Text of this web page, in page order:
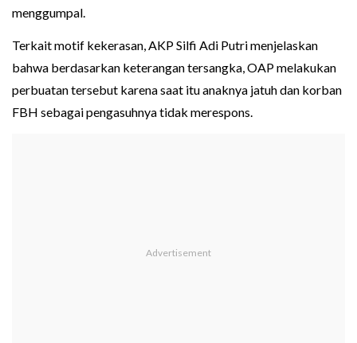
menggumpal.
Terkait motif kekerasan, AKP Silfi Adi Putri menjelaskan
bahwa berdasarkan keterangan tersangka, OAP melakukan
perbuatan tersebut karena saat itu anaknya jatuh dan korban
FBH sebagai pengasuhnya tidak merespons.